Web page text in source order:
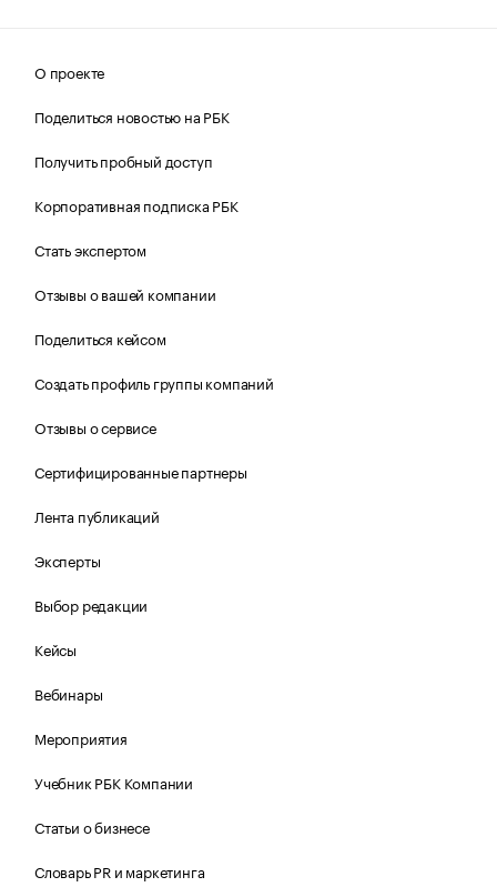
О проекте
Поделиться новостью на РБК
Получить пробный доступ
Корпоративная подписка РБК
Стать экспертом
Отзывы о вашей компании
Поделиться кейсом
Создать профиль группы компаний
Отзывы о сервисе
Сертифицированные партнеры
Лента публикаций
Эксперты
Выбор редакции
Кейсы
Вебинары
Мероприятия
Учебник РБК Компании
Статьи о бизнесе
Словарь PR и маркетинга